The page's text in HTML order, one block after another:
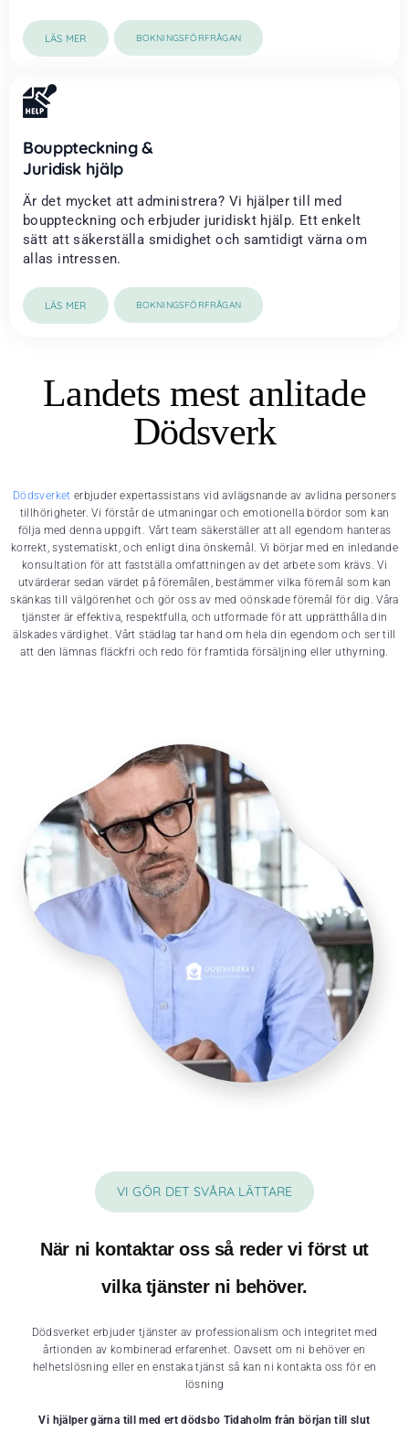
LÄS MER BOKNINGSFÖRFRÅGAN
Bouppteckning &
Juridisk hjälp
Är det mycket att administrera? Vi hjälper till med
bouppteckning och erbjuder juridiskt hjälp. Ett enkelt
sätt att säkerställa smidighet och samtidigt värna om
allas intressen.
LÄS MER BOKNINGSFÖRFRÅGAN
Landets mest anlitade
Dödsverk
Dödsverket erbjuder expertassistans vid avlägsnande av avlidna personers
tillhörigheter. Vi förstår de utmaningar och emotionella bördor som kan
följa med denna uppgift. Vårt team säkerställer att all egendom hanteras
korrekt, systematiskt, och enligt dina önskemål. Vi börjar med en inledande
konsultation för att fastställa omfattningen av det arbete som krävs. Vi
utvärderar sedan värdet på föremålen, bestämmer vilka föremål som kan
skänkas till välgörenhet och gör oss av med oönskade föremål för dig. Våra
tjänster är effektiva, respektfulla, och utformade för att upprätthålla din
älskades värdighet. Vårt städlag tar hand om hela din egendom och ser till
att den lämnas fläckfri och redo för framtida försäljning eller uthyrning.
VI GÖR DET SVÅRA LÄTTARE
När ni kontaktar oss så reder vi först ut
vilka tjänster ni behöver.
Dödsverket erbjuder tjänster av professionalism och integritet med
årtionden av kombinerad erfarenhet. Oavsett om ni behöver en
helhetslösning eller en enstaka tjänst så kan ni kontakta oss för en
lösning
Vi hjälper gärna till med ert dödsbo Tidaholm från början till slut